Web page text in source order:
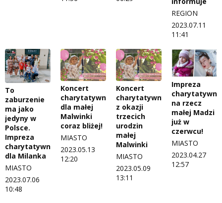
REGION
2023.07.11
11:41
To
zaburzenie
ma jako
jedyny w
Polsce.
Impreza
charytatywna
dla Milanka
MIASTO
2023.07.06
10:48
Koncert
charytatywny
dla małej
Malwinki
coraz bliżej!
MIASTO
2023.05.13
12:20
Koncert
charytatywny
z okazji
trzecich
urodzin
małej
Malwinki
MIASTO
2023.05.09
13:11
Impreza
charytatywna
na rzecz
małej Madzi
już w
czerwcu!
MIASTO
2023.04.27
12:57